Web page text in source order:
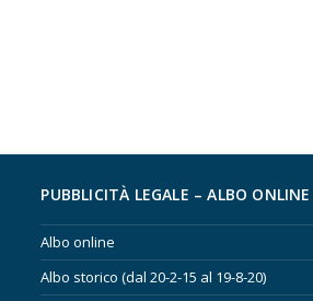
PUBBLICITÀ LEGALE – ALBO ONLINE
Albo online
Albo storico (dal 20-2-15 al 19-8-20)